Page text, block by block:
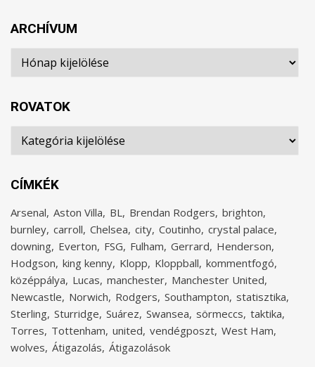
ARCHÍVUM
Archívum
ROVATOK
Rovatok
CÍMKÉK
Arsenal Aston Villa BL Brendan Rodgers brighton
burnley carroll Chelsea city Coutinho crystal palace
downing Everton FSG Fulham Gerrard Henderson
Hodgson king kenny Klopp Kloppball kommentfogó
középpálya Lucas manchester Manchester United
Newcastle Norwich Rodgers Southampton statisztika
Sterling Sturridge Suárez Swansea sörmeccs taktika
Torres Tottenham united vendégposzt West Ham
wolves Átigazolás Átigazolások